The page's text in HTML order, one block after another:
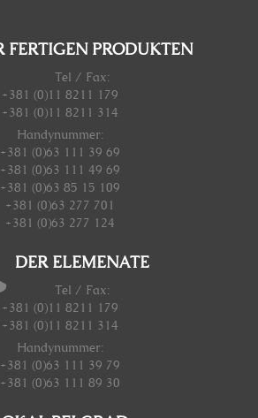
FERTIGEN PRODUKTEN
Tel / Fax:
+381 (0)11 8211 179
+381 (0)11 8211 314
Handynummer:
+381 (0)63 111 39 69
+381 (0)63 111 49 69
+381 (0)63 85 15 109
+381 (0)63 277 701
+381 (0)63 277 124
DER ELEMENATE
Tel / Fax:
+381 (0)11 8211 179
+381 (0)11 8211 314
Handynummer:
+381 (0)63 111 39 79
+381 (0)63 111 89 30